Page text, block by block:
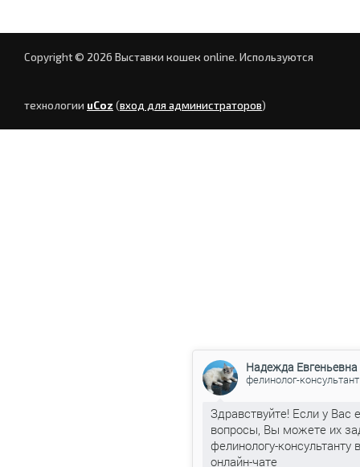
Copyright © 2026 Выставки кошек online. Используются
технологии uCoz (вход для администраторов)
Надежда Евгеньевна
фелинолог-консультант
Здравствуйте! Если у Вас
вопросы, Вы можете их
фелинологу-консультанту в
онлайн-чате